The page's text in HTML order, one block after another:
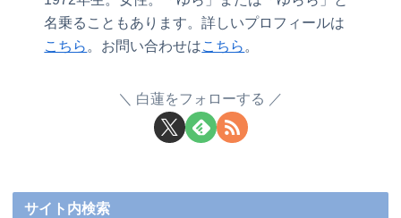
名乗ることもあります。詳しいプロフィールは
こちら 。お問い合わせはこちら 。
白蓮をフォローする
サイト内検索